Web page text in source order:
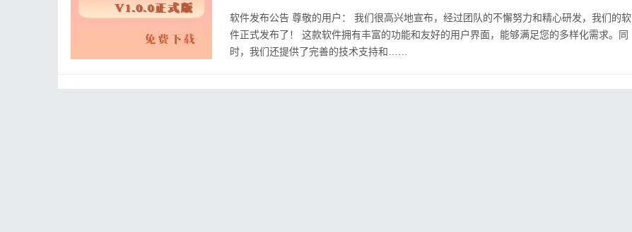
软件发布公告 尊敬的用户： 我们很高兴地宣布，经过团队的不懈努力和精心研发，我们的软
件正式发布了！ 这款软件拥有丰富的功能和友好的用户界面，能够满足您的多样化需求。同
时，我们还提供了完善的技术支持和……